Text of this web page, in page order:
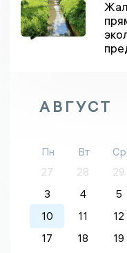
АВГУСТ
Пн Вт Ср
27
28 29
3
4 5
10
11 12
17
18 19